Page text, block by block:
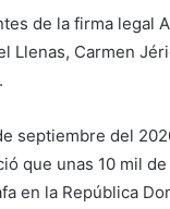
de la firma legal
Llenas, Carmen
septiembre del
que unas 10 mil
en la República